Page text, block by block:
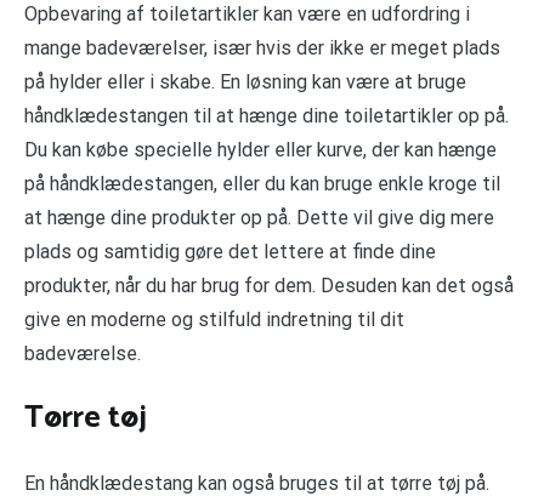
Opbevaring af toiletartikler kan være en udfordring i
mange badeværelser, især hvis der ikke er meget plads
på hylder eller i skabe. En løsning kan være at bruge
håndklædestangen til at hænge dine toiletartikler op på.
Du kan købe specielle hylder eller kurve, der kan hænge
på håndklædestangen, eller du kan bruge enkle kroge til
at hænge dine produkter op på. Dette vil give dig mere
plads og samtidig gøre det lettere at finde dine
produkter, når du har brug for dem. Desuden kan det også
give en moderne og stilfuld indretning til dit
badeværelse.
Tørre tøj
En håndklædestang kan også bruges til at tørre tøj på.